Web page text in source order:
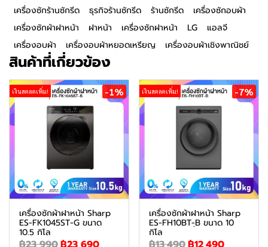
เครื่องซักร้านซักรีด
ธุรกิจร้านซักรีด ร้านซักรีด
เครื่องซักอบผ้า
เครื่องซักผ้าฝาหน้า
ฝาหน้า เครื่องซักฝาหน้า LG
แอลจี
เครื่องอบผ้า
เครื่องอบผ้าหยอดเหรียญ เครื่องอบผ้าเชิงพาณิชย์
สินค้าที่เกี่ยวข้อง
เงินสดลดเพิ่ม! -1%
เครื่องซักผ้าฝาหน้า Sharp
ES-FK1045ST-G ขนาด
10.5 กิโล
เงินสดลดเพิ่ม! -7%
เครื่องซักผ้าฝาหน้า Sharp
ES-FH10BT-ฺB ขนาด 10
กิโล